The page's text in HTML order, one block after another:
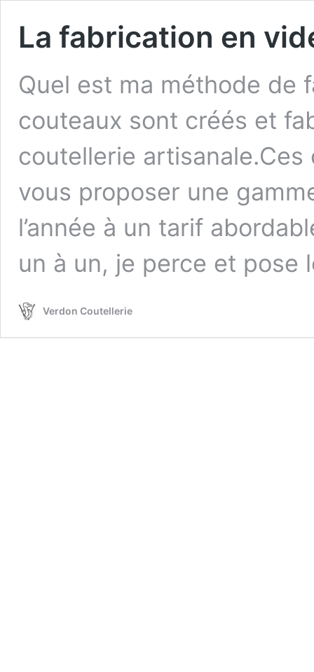
La fabrication en
Quel est ma méthode de
couteaux sont créés et
coutellerie
vous proposer une
l’année à un tarif
un à un, je perce et
Verdon Coutellerie